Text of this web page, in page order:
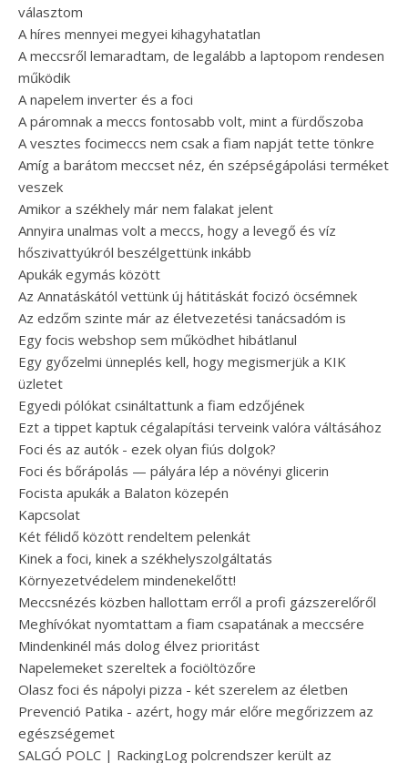
választom
A híres mennyei megyei kihagyhatatlan
A meccsről lemaradtam, de legalább a laptopom rendesen
működik
A napelem inverter és a foci
A páromnak a meccs fontosabb volt, mint a fürdőszoba
A vesztes focimeccs nem csak a fiam napját tette tönkre
Amíg a barátom meccset néz, én szépségápolási terméket
veszek
Amikor a székhely már nem falakat jelent
Annyira unalmas volt a meccs, hogy a levegő és víz
hőszivattyúkról beszélgettünk inkább
Apukák egymás között
Az Annatáskától vettünk új hátitáskát focizó öcsémnek
Az edzőm szinte már az életvezetési tanácsadóm is
Egy focis webshop sem működhet hibátlanul
Egy győzelmi ünneplés kell, hogy megismerjük a KIK
üzletet
Egyedi pólókat csináltattunk a fiam edzőjének
Ezt a tippet kaptuk cégalapítási terveink valóra váltásához
Foci és az autók - ezek olyan fiús dolgok?
Foci és bőrápolás — pályára lép a növényi glicerin
Focista apukák a Balaton közepén
Kapcsolat
Két félidő között rendeltem pelenkát
Kinek a foci, kinek a székhelyszolgáltatás
Környezetvédelem mindenekelőtt!
Meccsnézés közben hallottam erről a profi gázszerelőről
Meghívókat nyomtattam a fiam csapatának a meccsére
Mindenkinél más dolog élvez prioritást
Napelemeket szereltek a fociöltözőre
Olasz foci és nápolyi pizza - két szerelem az életben
Prevenció Patika - azért, hogy már előre megőrizzem az
egészségemet
SALGÓ POLC | RackingLog polcrendszer került az